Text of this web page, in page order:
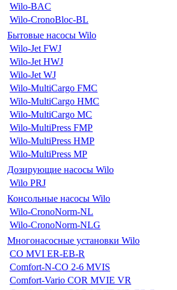
Wilo-BAC
Wilo-CronoBloc-BL
Бытовые насосы Wilo
Wilo-Jet FWJ
Wilo-Jet HWJ
Wilo-Jet WJ
Wilo-MultiCargo FMC
Wilo-MultiCargo HMC
Wilo-MultiCargo MC
Wilo-MultiPress FMP
Wilo-MultiPress HMP
Wilo-MultiPress MP
Дозирующие насосы Wilo
Wilo PRJ
Консольные насосы Wilo
Wilo-CronoNorm-NL
Wilo-CronoNorm-NLG
Многонасосные установки Wilo
CO MVI ER-EB-R
Comfort-N-CO 2-6 MVIS
Comfort-Vario COR MVIE VR